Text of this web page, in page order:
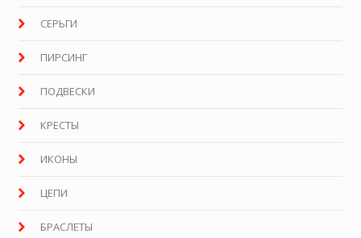
СЕРЬГИ
ПИРСИНГ
ПОДВЕСКИ
КРЕСТЫ
ИКОНЫ
ЦЕПИ
БРАСЛЕТЫ